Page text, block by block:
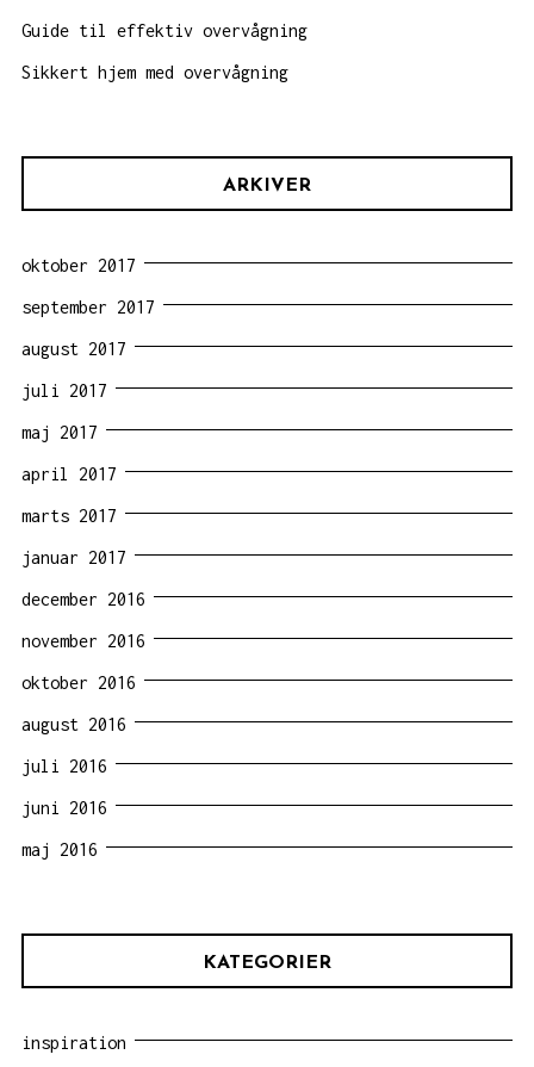
Guide til effektiv overvågning
Sikkert hjem med overvågning
ARKIVER
oktober 2017
september 2017
august 2017
juli 2017
maj 2017
april 2017
marts 2017
januar 2017
december 2016
november 2016
oktober 2016
august 2016
juli 2016
juni 2016
maj 2016
KATEGORIER
inspiration